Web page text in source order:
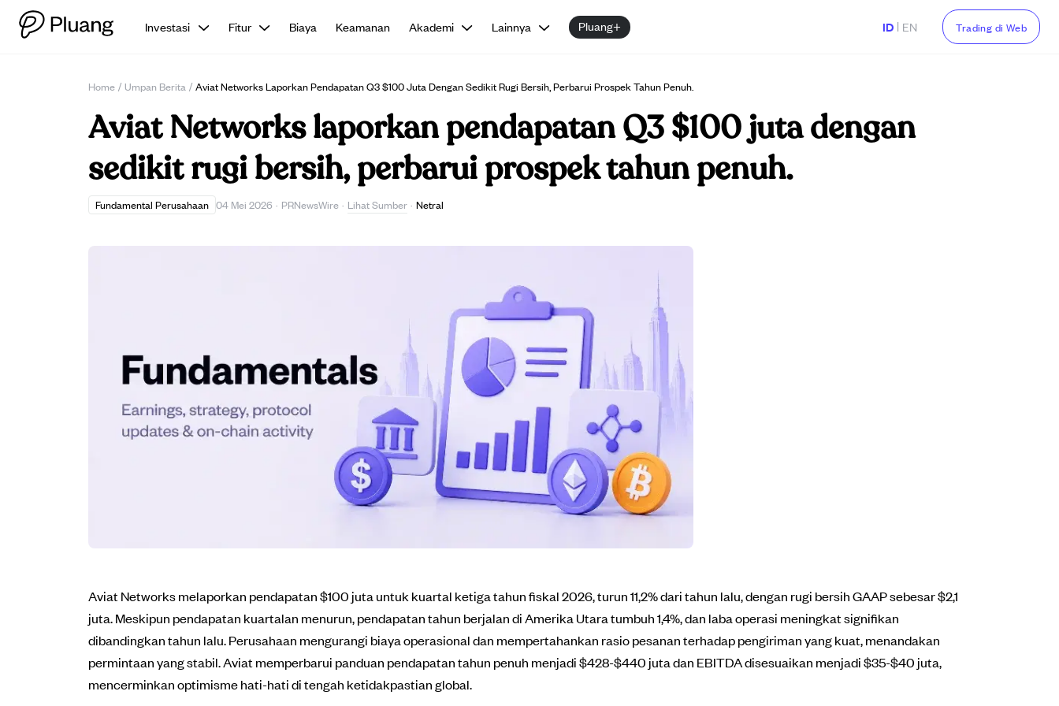
Investasi Fitur Biaya Keamanan Akademi Lainnya Pluang+ ID | EN Trading di Web
Home / Umpan Berita / Aviat Networks Laporkan Pendapatan Q3 $100 Juta Dengan Sedikit Rugi Bersih, Perbarui Prospek Tahun Penuh.
Aviat Networks laporkan pendapatan Q3 $100 juta dengan
sedikit rugi bersih, perbarui prospek tahun penuh.
Fundamental Perusahaan 04 Mei 2026 · PRNewsWire · Lihat Sumber · Netral
Aviat Networks melaporkan pendapatan $100 juta untuk kuartal ketiga tahun fiskal 2026, turun 11,2% dari tahun lalu, dengan rugi bersih GAAP sebesar $2,1
juta. Meskipun pendapatan kuartalan menurun, pendapatan tahun berjalan di Amerika Utara tumbuh 1,4%, dan laba operasi meningkat signifikan
dibandingkan tahun lalu. Perusahaan mengurangi biaya operasional dan mempertahankan rasio pesanan terhadap pengiriman yang kuat, menandakan
permintaan yang stabil. Aviat memperbarui panduan pendapatan tahun penuh menjadi $428-$440 juta dan EBITDA disesuaikan menjadi $35-$40 juta,
mencerminkan optimisme hati-hati di tengah ketidakpastian global.